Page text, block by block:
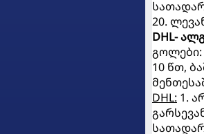
20.
DHL-
გოლები:
10 წთ,
DHL: 1.